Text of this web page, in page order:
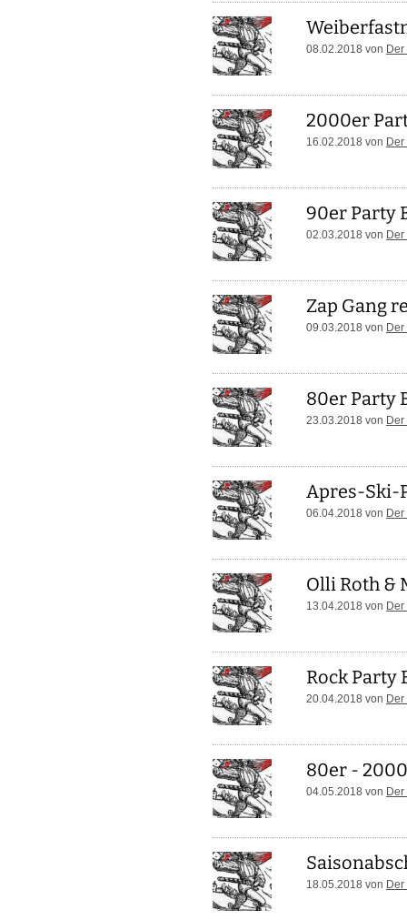
08.02.2018 von
2000er
16.02.2018 von
90er Party
02.03.2018 von
Zap Gang
09.03.2018 von
80er Party
23.03.2018 von
Apres-Ski-
06.04.2018 von
Olli Roth &
13.04.2018 von
Rock Party
20.04.2018 von
80er -
04.05.2018 von
18.05.2018 von